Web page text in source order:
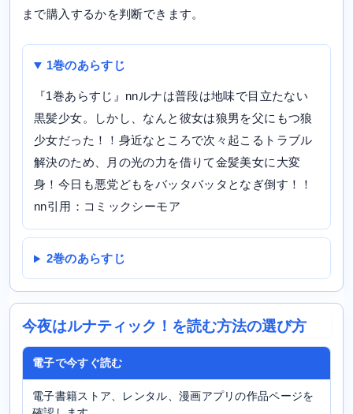
まで購入するかを判断できます。
1巻のあらすじ
『1巻あらすじ』nnルナは普段は地味で目立たない
黒髪少女。しかし、なんと彼女は狼男を父にもつ狼
少女だった！！身近なところで次々起こるトラブル
解決のため、月の光の力を借りて金髪美女に大変
身！今日も悪党どもをバッタバッタとなぎ倒す！！
nn引用：コミックシーモア
2巻のあらすじ
今夜はルナティック！を読む方法の選び方
電子で今すぐ読む
電子書籍ストア、レンタル、漫画アプリの作品ページを